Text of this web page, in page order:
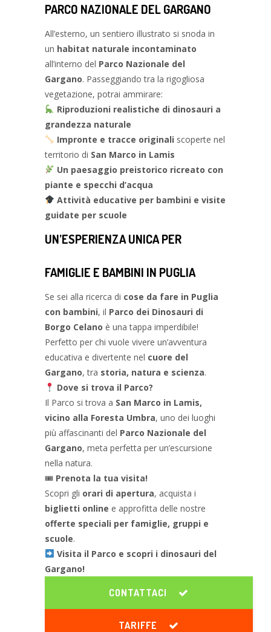
PARCO NAZIONALE DEL GARGANO
All’esterno, un sentiero illustrato si snoda in
un habitat naturale incontaminato
all’interno del Parco Nazionale del
Gargano. Passeggiando tra la rigogliosa
vegetazione, potrai ammirare:
Riproduzioni realistiche di dinosauri a
grandezza naturale
Impronte e tracce originali scoperte nel
territorio di San Marco in Lamis
Un paesaggio preistorico ricreato con
piante e specchi d’acqua
Attività educative per bambini e visite
guidate per scuole
UN’ESPERIENZA UNICA PER
FAMIGLIE E BAMBINI IN PUGLIA
Se sei alla ricerca di cose da fare in Puglia
con bambini, il Parco dei Dinosauri di
Borgo Celano è una tappa imperdibile!
Perfetto per chi vuole vivere un’avventura
educativa e divertente nel cuore del
Gargano, tra storia, natura e scienza.
Dove si trova il Parco?
Il Parco si trova a San Marco in Lamis,
vicino alla Foresta Umbra, uno dei luoghi
più affascinanti del Parco Nazionale del
Gargano, meta perfetta per un’escursione
nella natura.
🎟 Prenota la tua visita!
Scopri gli orari di apertura, acquista i
biglietti online e approfitta delle nostre
offerte speciali per famiglie, gruppi e
scuole.
Visita il Parco e scopri i dinosauri del
Gargano!
CONTATTACI
TARIFFE